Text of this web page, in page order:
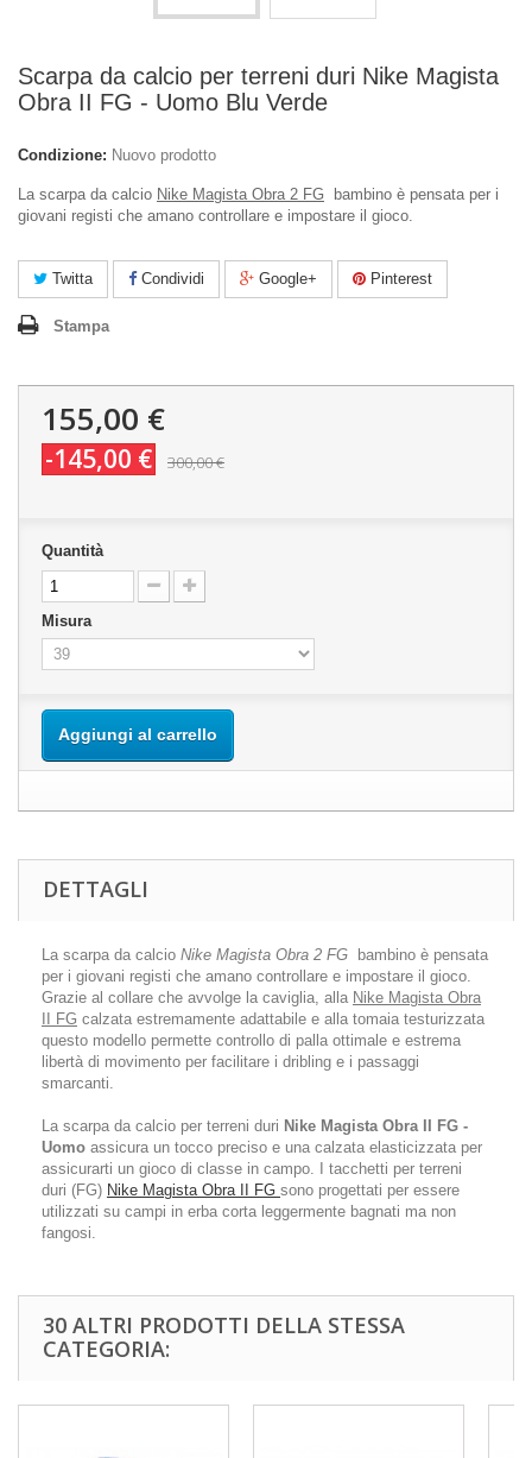
Scarpa da calcio per terreni duri Nike Magista
Obra II FG - Uomo Blu Verde
Condizione: Nuovo prodotto
La scarpa da calcio Nike Magista Obra 2 FG bambino è pensata per i
giovani registi che amano controllare e impostare il gioco.
Twitta Condividi Google+ Pinterest
Stampa
155,00 €
-145,00 € 300,00 €
Quantità
Misura
Aggiungi al carrello
DETTAGLI
La scarpa da calcio Nike Magista Obra 2 FG bambino è pensata
per i giovani registi che amano controllare e impostare il gioco.
Grazie al collare che avvolge la caviglia, alla Nike Magista Obra
II FG calzata estremamente adattabile e alla tomaia testurizzata
questo modello permette controllo di palla ottimale e estrema
libertà di movimento per facilitare i dribling e i passaggi
smarcanti.
La scarpa da calcio per terreni duri Nike Magista Obra II FG -
Uomo assicura un tocco preciso e una calzata elasticizzata per
assicurarti un gioco di classe in campo. I tacchetti per terreni
duri (FG) Nike Magista Obra II FG sono progettati per essere
utilizzati su campi in erba corta leggermente bagnati ma non
fangosi.
30 ALTRI PRODOTTI DELLA STESSA
CATEGORIA: